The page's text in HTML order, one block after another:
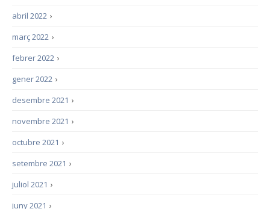
›
abril 2022
›
març 2022
›
febrer 2022
›
gener 2022
›
desembre 2021
›
novembre 2021
›
octubre 2021
›
setembre 2021
›
juliol 2021
›
juny 2021